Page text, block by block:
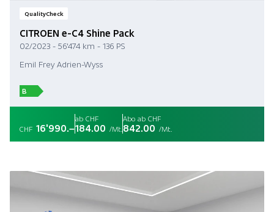
QualityCheck
CITROEN e-C4 Shine Pack
02/2023 - 56'474 km - 136 PS
Emil Frey Adrien-Wyss
B
CHF 16'990.–
ab CHF
184.00 /Mt.
Abo ab CHF
842.00 /Mt.